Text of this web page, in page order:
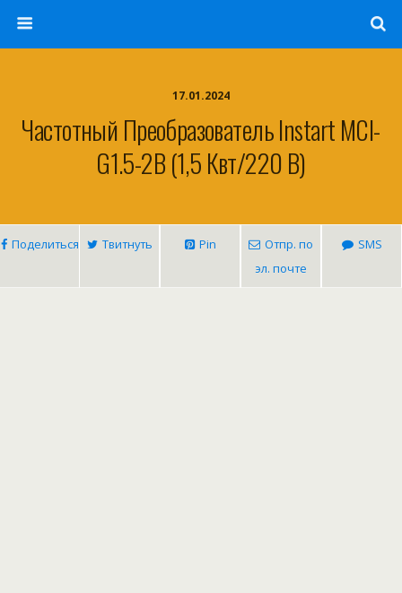
17.01.2024
Частотный Преобразователь Instart MCI-
G1.5-2B (1,5 Квт/220 В)
Поделиться Твитнуть Pin
Отпр. по
эл. почте
SMS